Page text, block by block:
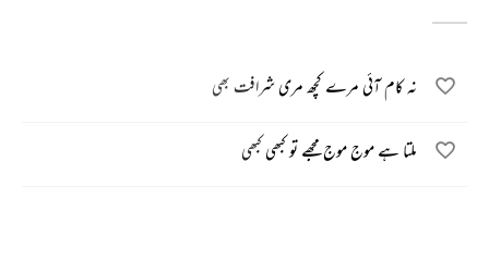
نہ کام آئی مرے کچھ مری شرافت بھی
ملتا ہے موج موج مجھے تو کبھی کبھی